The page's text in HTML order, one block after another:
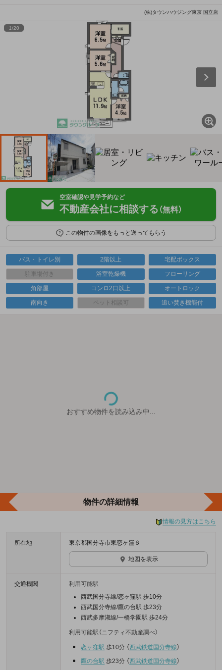
(株)タウンハウジング東京 国立店
1/20
空室確認や見学予約など
不動産会社に相談する （無料）
この物件の画像をもっと送ってもらう
バス・トイレ別 2階以上 宅配ボックス
駐車場付き 浴室乾燥機 フローリング
角部屋 コンロ2口以上 オートロック
南向き ペット相談可 追い焚き機能付
おすすめ物件を読み込み中...
物件の詳細情報
情報の見方はこちら
所在地 東京都国分寺市東恋ヶ窪６
地図を表示
交通機関
利用可能駅
西武国分寺線/恋ヶ窪駅 歩10分
西武国分寺線/鷹の台駅 歩23分
西武多摩湖線/一橋学園駅 歩24分
利用可能駅（ニフティ不動産調べ）
恋ヶ窪駅 歩10分 （西武鉄道国分寺線）
鷹の台駅 歩23分 （西武鉄道国分寺線）